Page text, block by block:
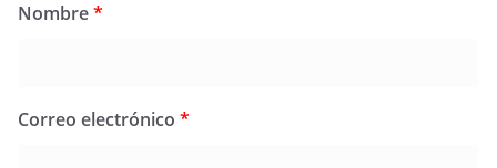
Nombre*
Correo electrónico *